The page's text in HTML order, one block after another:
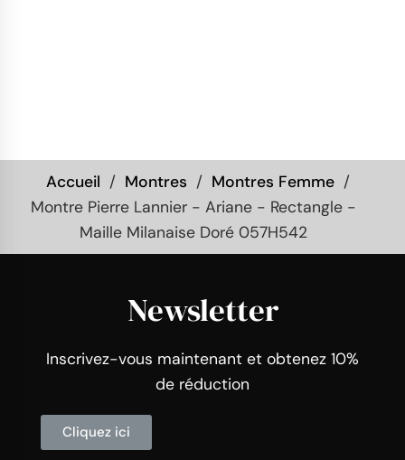
Accueil Montres
Montres Femme
Montre Pierre Lannier - Ariane - Rectangle -
Maille Milanaise Doré 057H542
Newsletter
Inscrivez-vous maintenant et obtenez 10%
de réduction
Cliquez ici